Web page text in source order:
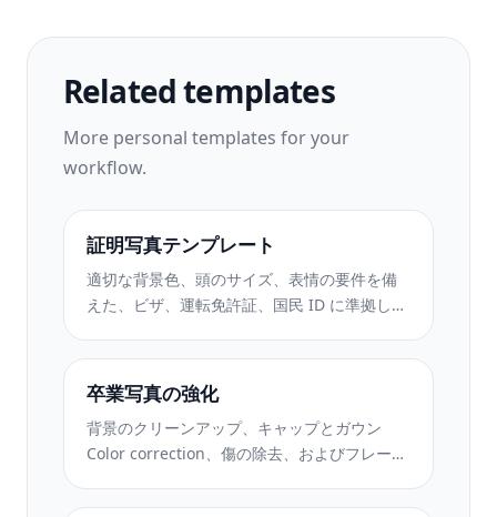
Related templates
More personal templates for your
workflow.
証明写真テンプレート
適切な背景色、頭のサイズ、表情の要件を備
えた、ビザ、運転免許証、国民 ID に準拠した
卒業写真の強化
背景のクリーンアップ、キャップとガウン
Color correction、傷の除去、およびフレーム
を使用して、卒業写真を強化します。